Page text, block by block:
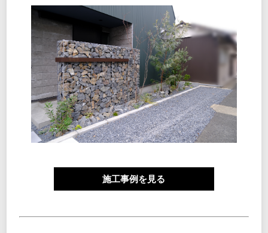
施工事例を見る